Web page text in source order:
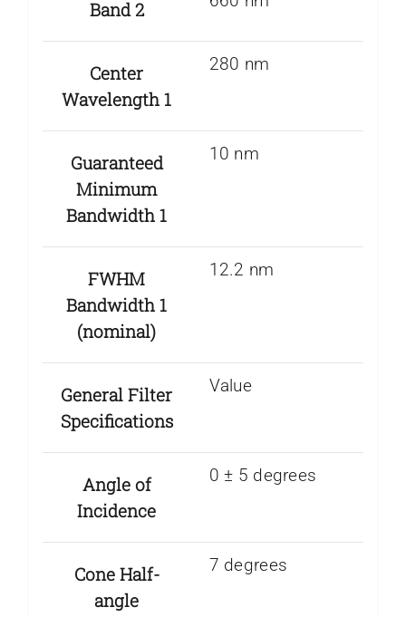
Band 2
Center
Wavelength 1
280 nm
Guaranteed
Minimum
Bandwidth 1
10 nm
FWHM
Bandwidth 1
(nominal)
12.2 nm
General Filter
Specifications
Value
Angle of
Incidence
0 ± 5 degrees
Cone Half-
angle
7 degrees